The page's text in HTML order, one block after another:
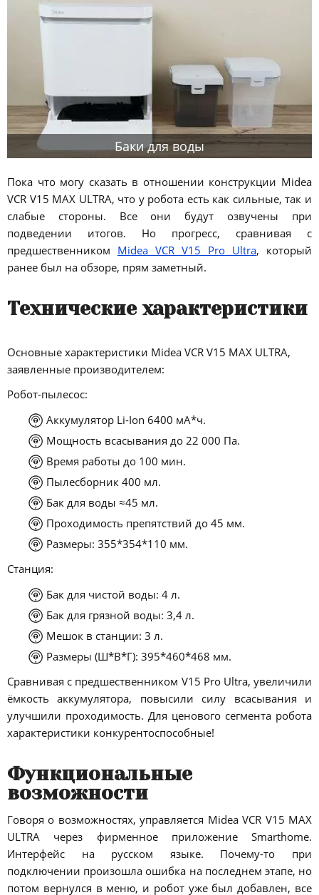
Баки для воды
Пока что могу сказать в отношении конструкции Midea
VCR V15 MAX ULTRA, что у робота есть как сильные, так и
слабые стороны. Все они будут озвучены при
подведении итогов. Но прогресс, сравнивая с
предшественником Midea VCR V15 Pro Ultra, который
ранее был на обзоре, прям заметный.
Технические характеристики
Основные характеристики Midea VCR V15 MAX ULTRA,
заявленные производителем:
Робот-пылесос:
Аккумулятор Li-Ion 6400 мА*ч.
Мощность всасывания до 22 000 Па.
Время работы до 100 мин.
Пылесборник 400 мл.
Бак для воды ≈45 мл.
Проходимость препятствий до 45 мм.
Размеры: 355*354*110 мм.
Станция:
Бак для чистой воды: 4 л.
Бак для грязной воды: 3,4 л.
Мешок в станции: 3 л.
Размеры (Ш*В*Г): 395*460*468 мм.
Сравнивая с предшественником V15 Pro Ultra, увеличили
ёмкость аккумулятора, повысили силу всасывания и
улучшили проходимость. Для ценового сегмента робота
характеристики конкурентоспособные!
Функциональные
возможности
Говоря о возможностях, управляется Midea VCR V15 MAX
ULTRA через фирменное приложение Smarthome.
Интерфейс на русском языке. Почему-то при
подключении произошла ошибка на последнем этапе, но
потом вернулся в меню, и робот уже был добавлен, все